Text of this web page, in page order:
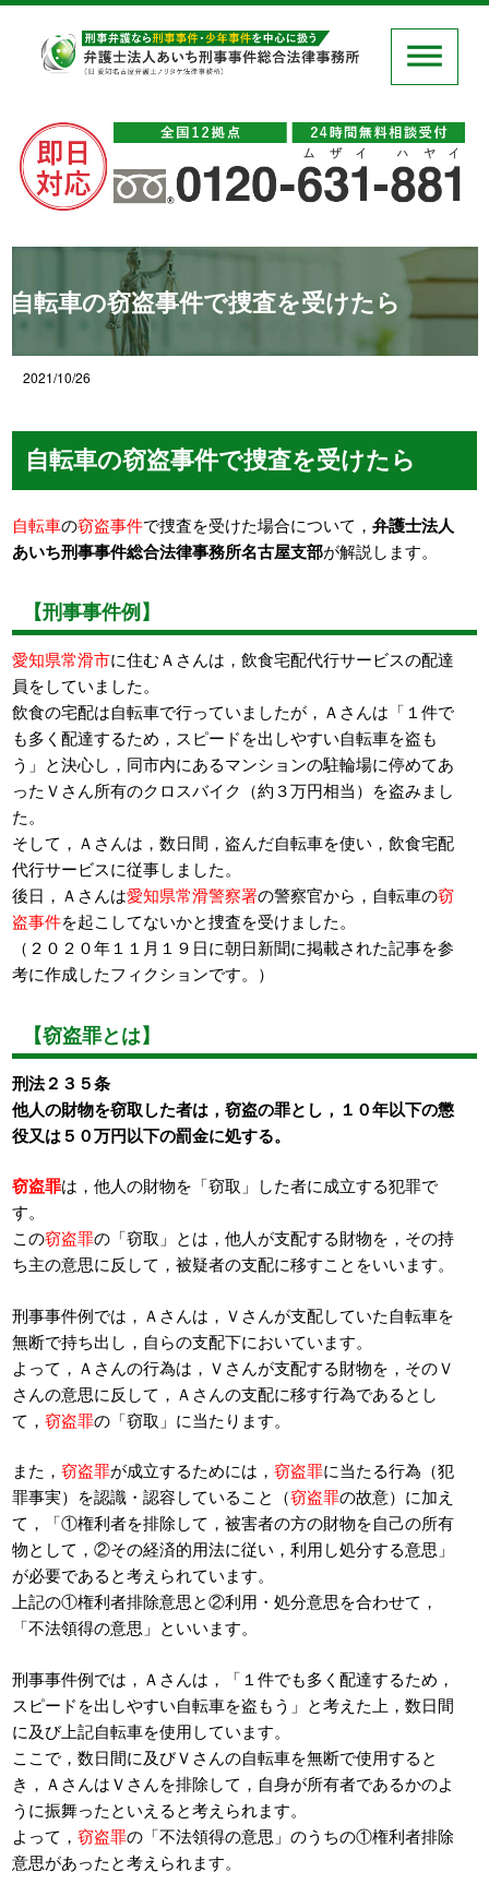
自転車の窃盗事件で捜査を受けたら
2021/10/26
自転車の窃盗事件で捜査を受けたら
自転車の窃盗事件で捜査を受けた場合について，弁護士法人
あいち刑事事件総合法律事務所名古屋支部が解説します。
【刑事事件例】
愛知県常滑市に住むＡさんは，飲食宅配代行サービスの配達
員をしていました。
飲食の宅配は自転車で行っていましたが，Ａさんは「１件で
も多く配達するため，スピードを出しやすい自転車を盗も
う」と決心し，同市内にあるマンションの駐輪場に停めてあ
ったＶさん所有のクロスバイク（約３万円相当）を盗みまし
た。
そして，Ａさんは，数日間，盗んだ自転車を使い，飲食宅配
代行サービスに従事しました。
後日，Ａさんは愛知県常滑警察署の警察官から，自転車の窃
盗事件を起こしてないかと捜査を受けました。
（２０２０年１１月１９日に朝日新聞に掲載された記事を参
考に作成したフィクションです。）
【窃盗罪とは】
刑法２３５条
他人の財物を窃取した者は，窃盗の罪とし，１０年以下の懲
役又は５０万円以下の罰金に処する。
窃盗罪は，他人の財物を「窃取」した者に成立する犯罪で
す。
この窃盗罪の「窃取」とは，他人が支配する財物を，その持
ち主の意思に反して，被疑者の支配に移すことをいいます。
刑事事件例では，Ａさんは，Ｖさんが支配していた自転車を
無断で持ち出し，自らの支配下においています。
よって，Ａさんの行為は，Ｖさんが支配する財物を，そのＶ
さんの意思に反して，Ａさんの支配に移す行為であるとし
て，窃盗罪の「窃取」に当たります。
また，窃盗罪が成立するためには，窃盗罪に当たる行為（犯
罪事実）を認識・認容していること（窃盗罪の故意）に加え
て，「①権利者を排除して，被害者の方の財物を自己の所有
物として，②その経済的用法に従い，利用し処分する意思」
が必要であると考えられています。
上記の①権利者排除意思と②利用・処分意思を合わせて，
「不法領得の意思」といいます。
刑事事件例では，Ａさんは，「１件でも多く配達するため，
スピードを出しやすい自転車を盗もう」と考えた上，数日間
に及び上記自転車を使用しています。
ここで，数日間に及びＶさんの自転車を無断で使用すると
き，ＡさんはＶさんを排除して，自身が所有者であるかのよ
うに振舞ったといえると考えられます。
よって，窃盗罪の「不法領得の意思」のうちの①権利者排除
意思があったと考えられます。